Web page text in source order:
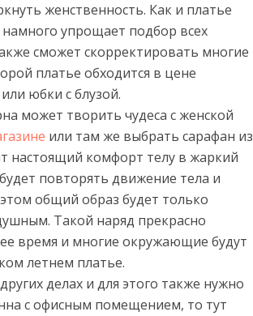
женственность. Как и платье
упрощает подбор всех
сможет скорректировать многие
платье обходится в цене
юбки с блузой.
может творить чудеса с женской
или там же выбрать сарафан из
настоящий комфорт телу в жаркий
повторять движение тела и
общий образ будет только
Такой наряд прекрасно
время и многие окружающие будут
летнем платье.
делах и для этого также нужно
с офисным помещением, то тут